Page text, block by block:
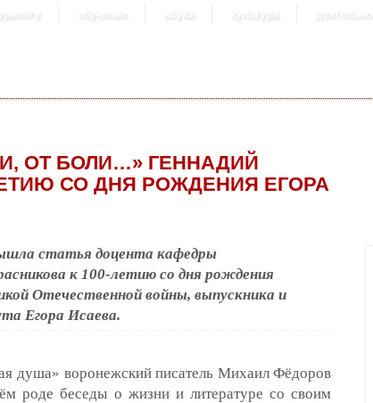
обучение наука культура
ОТ БОЛИ…» ГЕННАДИЙ
СО ДНЯ РОЖДЕНИЯ ЕГОРА
статья доцента кафедры
к 100-летию со дня рождения
Отечественной войны, выпускника и
Егора Исаева.
душа» воронежский писатель Михаил Фёдоров
роде беседы о жизни и литературе со своим